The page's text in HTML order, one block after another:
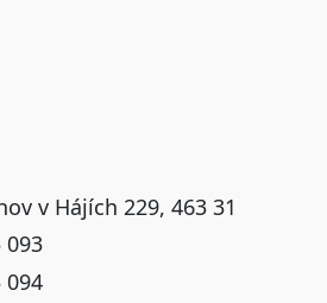
v Hájích 229, 463 31
093
094